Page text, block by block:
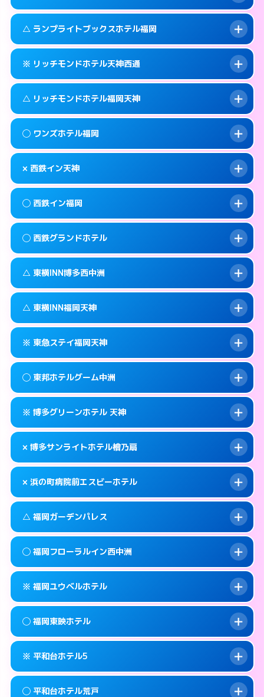
info このホテルの詳細ページを見る →
smartphone 092-733-1234
map 福岡市中央区今泉1-2-23
info このホテルの詳細ページを見る →
案内方法: 女性が直接お部屋まで伺います。
smartphone 092-724-3511
map 福岡市中央区渡辺通5-1-20
info このホテルの詳細ページを見る →
案内方法: 女性が直接お部屋まで伺います。
smartphone 092-526-5231
map 福岡市中央区清川1-2-3
info このホテルの詳細ページを見る →
△ ランプライトブックスホテル福岡
案内方法: 女性が直接お部屋まで伺います。
smartphone 092-720-7711
map 福岡市中央区大名1-15-22
info このホテルの詳細ページを見る →
※ リッチモンドホテル天神西通
案内方法: カードキーにつきホテルの入り口で
待ち合わせ。
info このホテルの詳細ページを見る →
△ リッチモンドホテル福岡天神
案内方法:状況により派遣できません。
smartphone 092-739-2055
map 福岡市中央区渡辺通4-8-25
info このホテルの詳細ページを見る →
◯ ワンズホテル福岡
案内方法:女性が直接お部屋まで伺います。
smartphone 092-738-5533
map 福岡市中央区今川1-3-3
info このホテルの詳細ページを見る →
× 西鉄イン天神
案内方法: 派遣できません。
smartphone 092-713-5454
map 福岡市中央区渡辺通4-7-1
info このホテルの詳細ページを見る →
◯ 西鉄イン福岡
案内方法:女性が直接お部屋まで伺います。
smartphone 092-712-5858
map 福岡市中央区天神1-16-1
info このホテルの詳細ページを見る →
◯ 西鉄グランドホテル
案内方法:女性が直接お部屋まで伺います。
smartphone 092-781-0711
map 福岡市中央区大名2-6-60
info このホテルの詳細ページを見る →
△ 東横INN博多西中洲
案内方法:状況により派遣できません。
smartphone 092-739-1045
map 福岡市中央区西中洲1-16
info このホテルの詳細ページを見る →
△ 東横INN福岡天神
案内方法: 状況により派遣できません。
smartphone 092-725-1045
map 福岡市中央区渡辺通5-15-14
info このホテルの詳細ページを見る →
※ 東急ステイ福岡天神
案内方法: カードキーにつきホテルの入り口で
待ち合わせ。
info このホテルの詳細ページを見る →
◯ 東邦ホテルグーム中洲
案内方法: 女性が直接お部屋まで伺います。
smartphone 050-1807-3131
map 福岡市中央区渡辺通5-7-22
info このホテルの詳細ページを見る →
※ 博多グリーンホテル 天神
案内方法:カードキーにつきホテルの入り口で
待ち合わせ。
info このホテルの詳細ページを見る →
× 博多サンライトホテル檜乃扇
案内方法:派遣できません。
smartphone 092-522-0080
map 福岡市中央区清川2-6-23
info このホテルの詳細ページを見る →
× 浜の町病院前エスビーホテル
案内方法: 派遣できません。
smartphone 092-717-6600
map 福岡市中央区長浜1-2-24
info このホテルの詳細ページを見る →
△ 福岡ガーデンパレス
案内方法:状況により派遣できません。
smartphone 092-713-1112
map 福岡市中央区天神4-8-15
info このホテルの詳細ページを見る →
◯ 福岡フローラルイン西中洲
案内方法: 女性が直接お部屋まで伺います。
smartphone 092-735-1100
map 福岡市中央区西中洲5-10
info このホテルの詳細ページを見る →
※ 福岡ユウベルホテル
案内方法: カードキーにつきホテルの入り口で
待ち合わせ。
◯ 福岡東映ホテル
案内方法: 女性が直接お部屋まで伺います。
※ 平和台ホテル5
◯ 平和台ホテル荒戸